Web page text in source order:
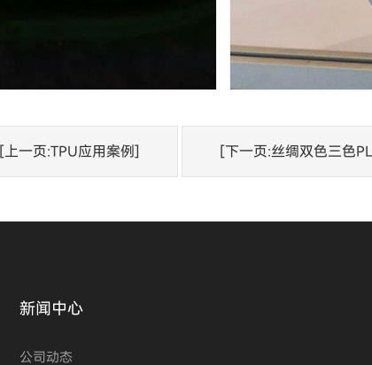
[上一页:TPU应用案例] [下一页:丝绸双色三色
新闻中心
公司动态